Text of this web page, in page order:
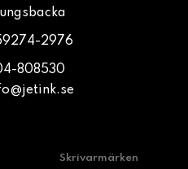
2976
808530
Skrivarmärken